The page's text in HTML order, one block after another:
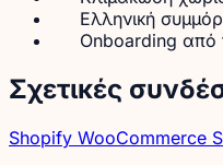
Ελληνική
Onboarding από
Σχετικές
Shopify WooCommerce